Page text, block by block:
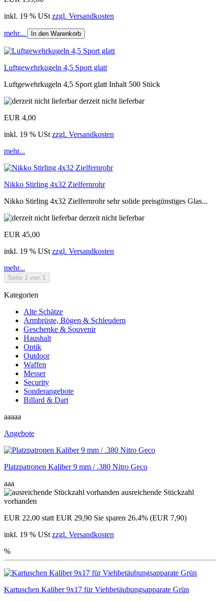
inkl. 19 % USt zzgl. Versandkosten
mehr... In den Warenkorb
Luftgewehrkugeln 4,5 Sport glatt
Luftgewehrkugeln 4,5 Sport glatt Inhalt 500 Stück
derzeit nicht lieferbar
EUR 4,00
inkl. 19 % USt zzgl. Versandkosten
mehr...
Nikko Stirling 4x32 Zielfernrohr
Nikko Stirling 4x32 Zielfernrohr sehr solide preisgünstiges Glas...
derzeit nicht lieferbar
EUR 45,00
inkl. 19 % USt zzgl. Versandkosten
mehr...
Seite 1 von 1
Kategorien
Alte Schätze
Armbrüste, Bögen & Schleudern
Geschenke & Souvenir
Haushalt
Optik
Outdoor
Waffen
Messer
Security
Sonderangebote
Billard & Dart
aaaaa
Angebote
Platzpatronen Kaliber 9 mm / .380 Nitro Geco
aaa
ausreichende Stückzahl
vorhanden
EUR 22,00 statt EUR 29,90 Sie sparen 26.4% (EUR 7,90)
inkl. 19 % USt zzgl. Versandkosten
%
Kartuschen Kaliber 9x17 für Viehbetäubungsapparate Grün